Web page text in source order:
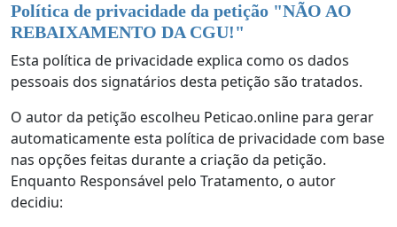
Política de privacidade da petição "NÃO AO
REBAIXAMENTO DA CGU!"
Esta política de privacidade explica como os dados
pessoais dos signatários desta petição são tratados.
O autor da petição escolheu Peticao.online para gerar
automaticamente esta política de privacidade com base
nas opções feitas durante a criação da petição.
Enquanto Responsável pelo Tratamento, o autor
decidiu: